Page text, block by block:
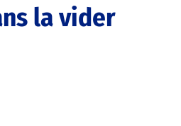
la vider